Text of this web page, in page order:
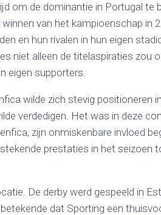
om de dominantie in Portugal te
van het kampioenschap in
en hun rivalen in hun eigen
niet alleen de titelaspiraties zou
eigen supporters.
wilde zich stevig positioneren
verdedigen. Het was in deze
zijn onmiskenbare invloed
prestaties in het seizoen
De derby werd gespeeld in
dat Sporting een